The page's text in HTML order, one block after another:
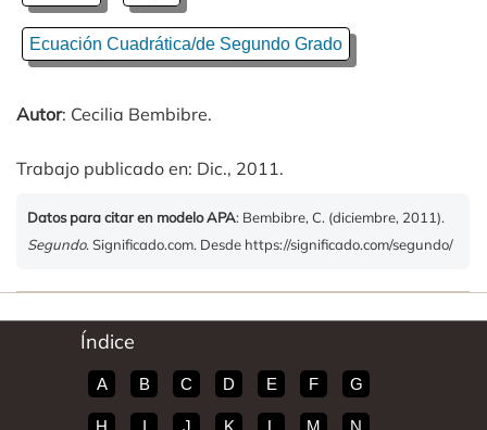
Ecuación Cuadrática/de Segundo Grado
Autor: Cecilia Bembibre.
Trabajo publicado en: Dic., 2011.
Datos para citar en modelo APA: Bembibre, C. (diciembre, 2011).
Segundo. Significado.com. Desde https://significado.com/segundo/
Índice
A B C D E F G
H I J K L M N